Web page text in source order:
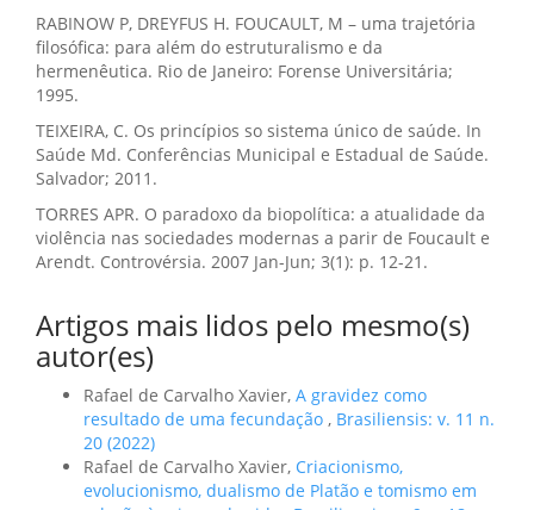
RABINOW P, DREYFUS H. FOUCAULT, M – uma trajetória
filosófica: para além do estruturalismo e da
hermenêutica. Rio de Janeiro: Forense Universitária;
1995.
TEIXEIRA, C. Os princípios so sistema único de saúde. In
Saúde Md. Conferências Municipal e Estadual de Saúde.
Salvador; 2011.
TORRES APR. O paradoxo da biopolítica: a atualidade da
violência nas sociedades modernas a parir de Foucault e
Arendt. Controvérsia. 2007 Jan-Jun; 3(1): p. 12-21.
Artigos mais lidos pelo mesmo(s)
autor(es)
Rafael de Carvalho Xavier, A gravidez como
resultado de uma fecundação , Brasiliensis: v. 11 n.
20 (2022)
Rafael de Carvalho Xavier, Criacionismo,
evolucionismo, dualismo de Platão e tomismo em